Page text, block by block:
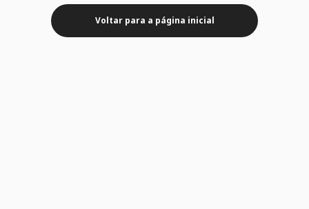
Voltar para a página inicial